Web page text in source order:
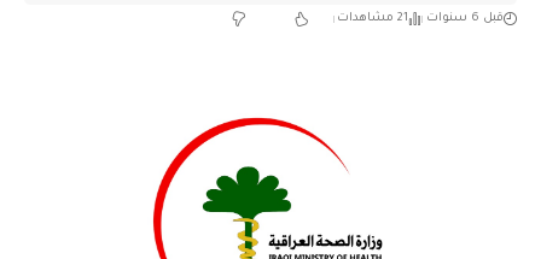
قبل 6 سنوات 21 مشاهدات